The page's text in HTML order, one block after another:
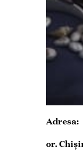
Adresa:
or.